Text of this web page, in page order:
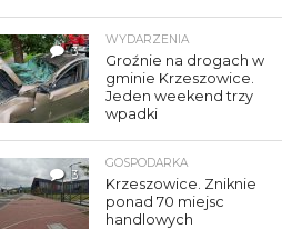
3
WYDARZENIA
Groźnie na drogach w
gminie Krzeszowice.
Jeden weekend trzy
wpadki
3
GOSPODARKA
Krzeszowice. Zniknie
ponad 70 miejsc
handlowych